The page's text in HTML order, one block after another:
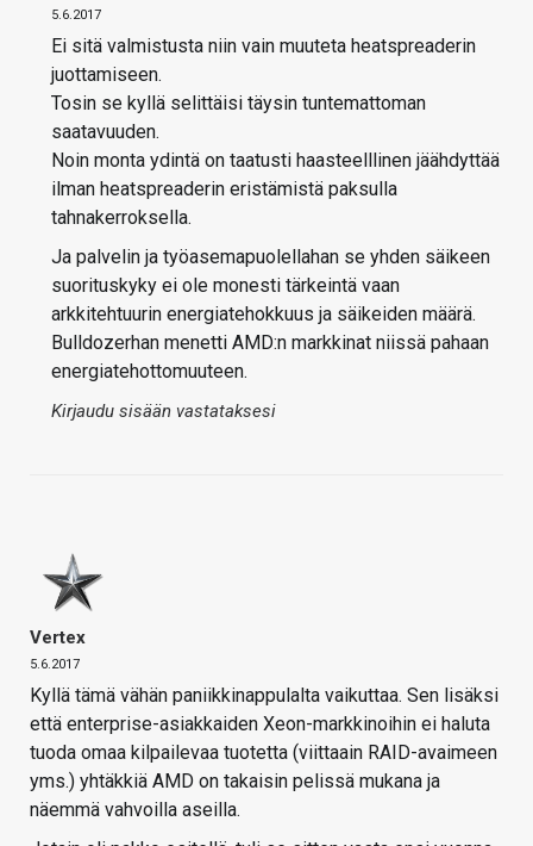
5.6.2017
Ei sitä valmistusta niin vain muuteta heatspreaderin
juottamiseen.
Tosin se kyllä selittäisi täysin tuntemattoman
saatavuuden.
Noin monta ydintä on taatusti haasteelllinen jäähdyttää
ilman heatspreaderin eristämistä paksulla
tahnakerroksella.
Ja palvelin ja työasemapuolellahan se yhden säikeen
suorituskyky ei ole monesti tärkeintä vaan
arkkitehtuurin energiatehokkuus ja säikeiden määrä.
Bulldozerhan menetti AMD:n markkinat niissä pahaan
energiatehottomuuteen.
Kirjaudu sisään vastataksesi
Vertex
5.6.2017
Kyllä tämä vähän paniikkinappulalta vaikuttaa. Sen lisäksi
että enterprise-asiakkaiden Xeon-markkinoihin ei haluta
tuoda omaa kilpailevaa tuotetta (viittaain RAID-avaimeen
yms.) yhtäkkiä AMD on takaisin pelissä mukana ja
näemmä vahvoilla aseilla.